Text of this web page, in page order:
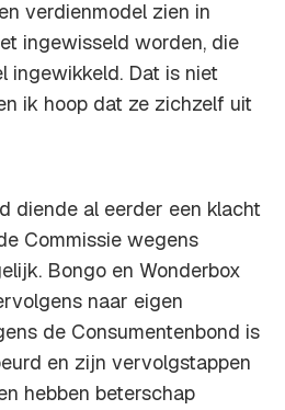
verdienmodel zien in
ingewisseld worden, die
ingewikkeld. Dat is niet
ik hoop dat ze zichzelf uit
diende al eerder een klacht
Commissie wegens
Bongo en Wonderbox
naar eigen
de Consumentenbond is
en zijn vervolgstappen
hebben beterschap